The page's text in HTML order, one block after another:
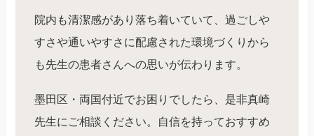
院内も清潔感があり落ち着いていて、過ごしや
すさや通いやすさに配慮された環境づくりから
も先生の患者さんへの思いが伝わります。
墨田区・両国付近でお困りでしたら、是非真崎
先生にご相談ください。自信を持っておすすめ